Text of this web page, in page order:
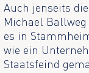
Auch jenseits
Michael
es in
wie ein
Staatsfeind